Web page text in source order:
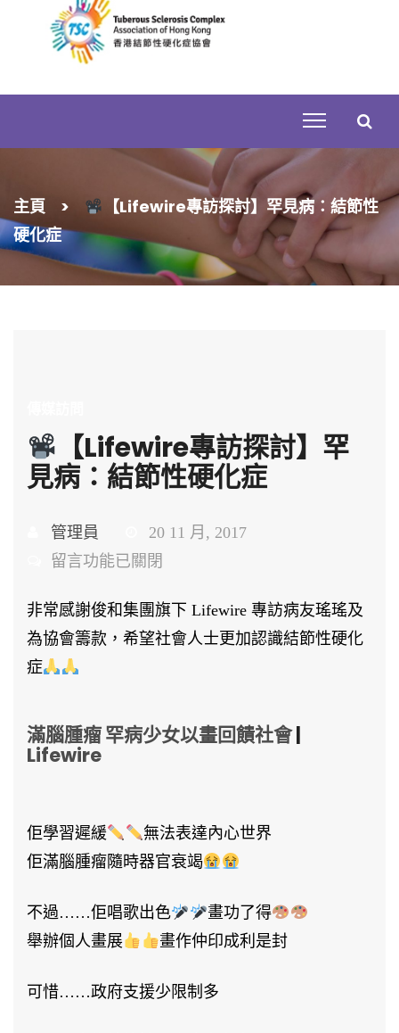
搜
關
鍵
主頁 >
【Lifewire專訪探討】罕見病：結節性
硬化症
【Lifewire專訪探討】罕
見病：結節性硬化症
管理員
20 11 月, 2017
在
【Lifewire
專
探
討】
病：
結
節
性
化
留言功能已關閉
非常感謝俊和集團旗下 Lifewire 專訪病友瑤瑤及
為協會籌款，希望社會人士更加認識結節性硬化
症
滿腦腫瘤 罕病少女以畫回饋社會|
Lifewire
佢學習遲緩
無法表達內心世界
佢滿腦腫瘤隨時器官衰竭
不過……佢唱歌出色
畫功了得
舉辦個人畫展
畫作仲印成利是封
可惜……政府支援少限制多